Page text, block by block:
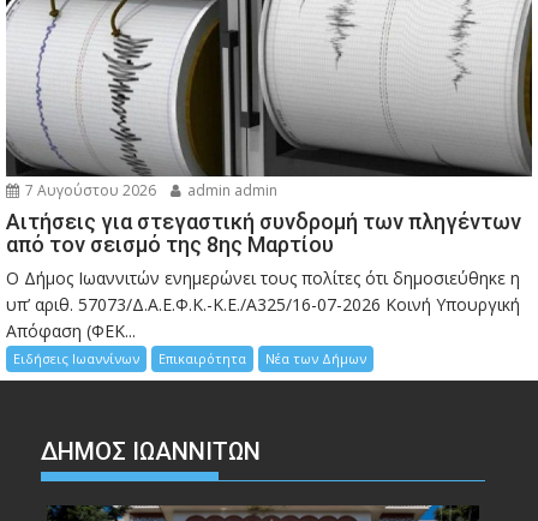
7 Αυγούστου 2026 admin admin
Αιτήσεις για στεγαστική συνδρομή των πληγέντων
από τον σεισμό της 8ης Μαρτίου
Ο Δήμος Ιωαννιτών ενημερώνει τους πολίτες ότι δημοσιεύθηκε η
υπ’ αριθ. 57073/Δ.Α.Ε.Φ.Κ.-Κ.Ε./Α325/16-07-2026 Κοινή Υπουργική
Απόφαση (ΦΕΚ...
Ειδήσεις Ιωαννίνων Επικαιρότητα Νέα των Δήμων
ΔΗΜΟΣ ΙΩΑΝΝΙΤΩΝ